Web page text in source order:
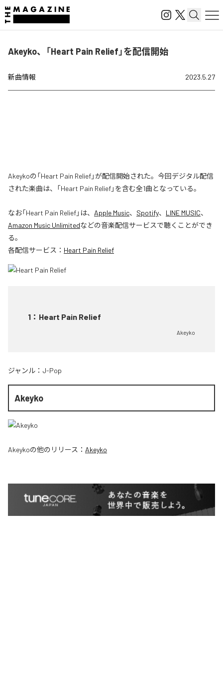
Akeyko、「Heart Pain Relief」を配信開始
新曲情報 2023.5.27
Akeykoの「Heart Pain Relief」が配信開始された。今回デジタル配信
された楽曲は、「Heart Pain Relief」を含む全1曲となっている。
なお「Heart Pain Relief」は、 Apple Music、 Spotify、 LINE MUSIC、
Amazon Music Unlimitedなどの音楽配信サービスで聴くことができ
る。
各配信サービス： Heart Pain Relief
1 ： Heart Pain Relief
Akeyko
ジャンル： J-Pop
Akeyko
Akeykoの他のリリース： Akeyko